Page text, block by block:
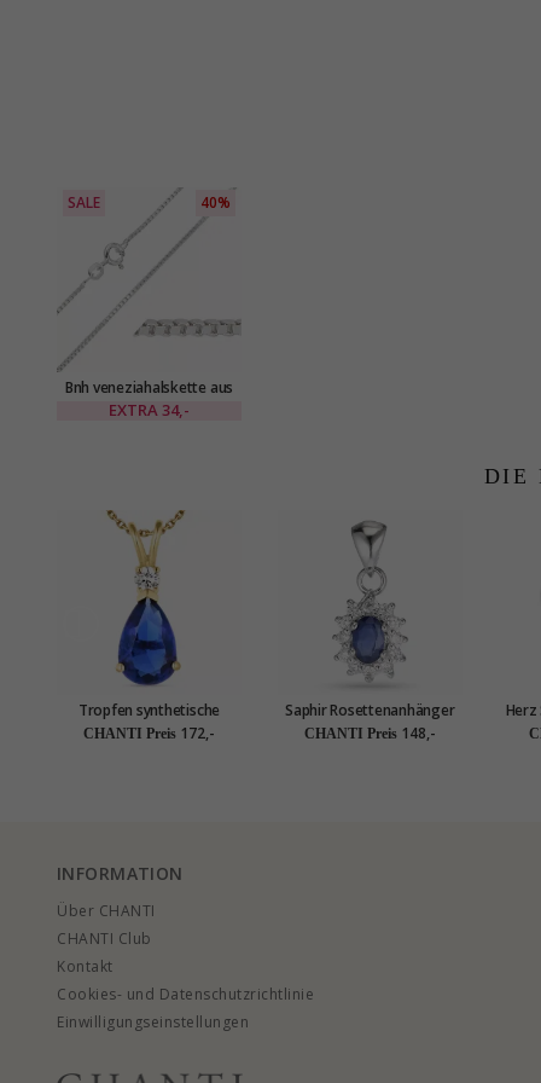
SALE 40%
Bnh veneziahalskette aus
silber 38 cm x 1,5 mm
EXTRA34,-
DIE
Tropfen synthetische
Saphir Halskette aus
CHANTI Preis 172,-
Saphir Rosettenanhänger
aus rhodiniertem Silber
CHANTI Preis 148,-
Herz
INFORMATION
Über CHANTI
CHANTI Club
Kontakt
Cookies- und Datenschutzrichtlinie
Einwilligungseinstellungen